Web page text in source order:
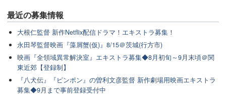
最近の募集情報
大根仁監督 新作Netflix配信ドラマ！エキストラ募集！
永田琴監督映画『藻屑蟹(仮)』8/15＠茨城(行方市)
映画『全領域異常解決室』エキストラ募集◆8月初旬～9月末頃＠関
東近郊【登録制】
『八犬伝』『ピンポン』の曽利文彦監督 新作劇場用映画エキストラ
募集◆9月まで事前登録受付中